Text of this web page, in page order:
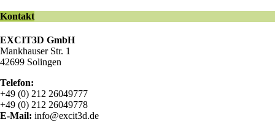
Kontakt
EXCIT3D GmbH
Mankhauser Str. 1
42699 Solingen
Telefon:
+49 (0) 212 26049777
+49 (0) 212 26049778
E-Mail: info@excit3d.de